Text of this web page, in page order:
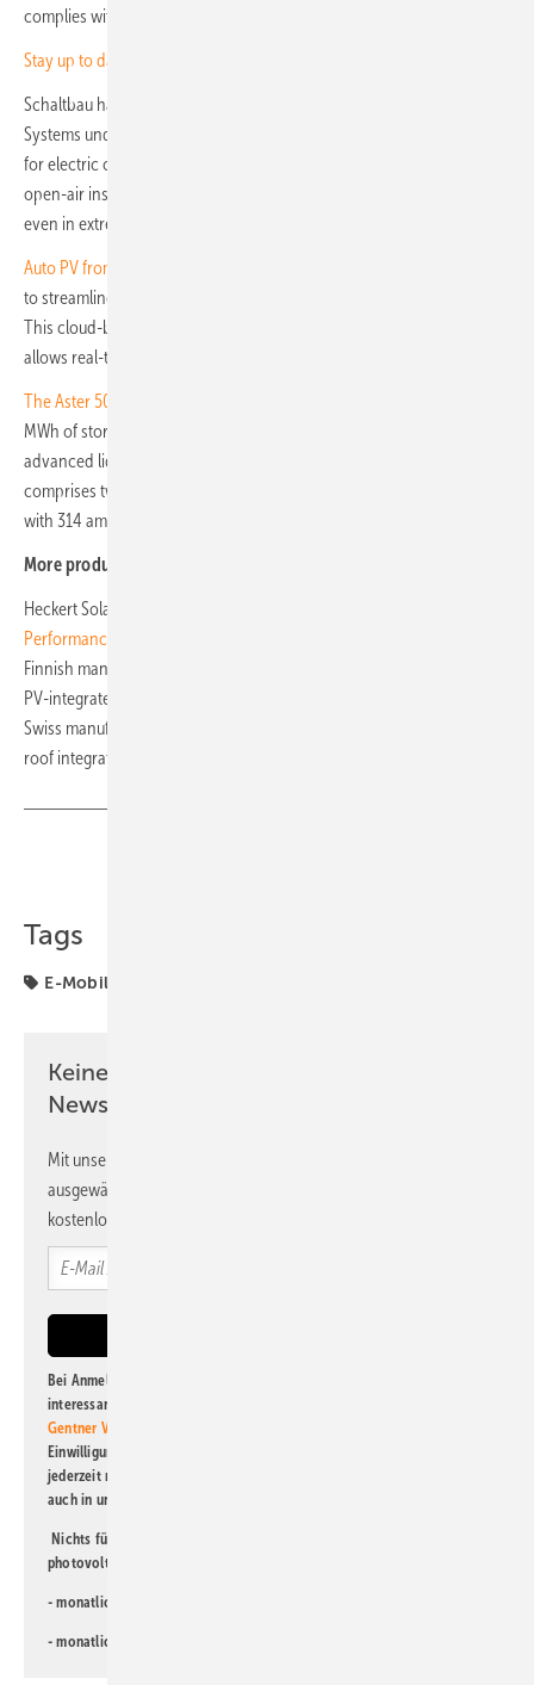
complies with calibration regulations and supports individual billing.
Stay up to date and sign up for our newsletter
Schaltbau has launched new DC contactors for Megawatt Charging
Systems under the
for electric commercial vehicles and buses. Designed with a compact
open-air insulation system, the contactors ensure reliable operation
even in extreme environmental conditions.
Auto PV from 7 Second Solar
to streamline solar farm planning while reducing both time and costs.
This cloud-based platform automates technical project planning and
allows real-time adjustments to compare multiple design variants.
The Aster 5000
MWh of storage capacity within a 20-foot container and incorporates
advanced liquid cooling for enhanced thermal management. It
comprises twelve clusters, each containing four modules equipped
with 314 ampere-hour battery cells. (nhp)
More product developments:
Heckert Solar has expanded its portfolio with the
Performance
Finnish manufacturer Lumon has introduced the
PV-integrated balcony balustrade.
Swiss manufacturer
roof integration.
Tags
E-Mobilität
Keine Zeit? Kein Problem mit dem PV
Newsletter!
Mit unserem Newsletter erhalten Sie regelmäßig von uns
ausgewählte Informationen und Neuigkeiten, gebündelt und
kostenlos direkt ins Postfach.
Bei Anmeldung zu diesem Newsletter bin ich damit einverstanden, über
interessante Verlags- und Online-Angebote
Gentner Verlag GmbH & Co. KG
Einwilligung kann ich jederzeit widerrufen und eine Abmeldung ist
jederzeit möglich. Informationen zum Umgang mit Daten finden Sie
auch in unserer
Nichts für Sie dabei? Dann lesen Sie doch einen unserer weiteren
photovoltaik-Newsletter!
- monatlicher
- monatlicher